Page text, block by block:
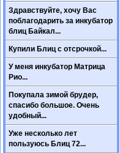
Здравствуйте, хочу Вас
поблагодарить за инкубатор
блиц Байкал...
Купили Блиц с отсрочкой...
У меня инкубатор Матрица
Рио...
Покупала зимой брудер,
спасибо большое. Очень
удобный...
Уже несколько лет
пользуюсь Блиц 72...